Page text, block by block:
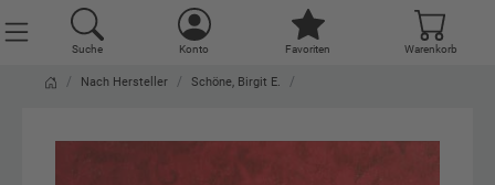
Suche Konto Favoriten Warenkorb
Nach Hersteller Schöne, Birgit E.